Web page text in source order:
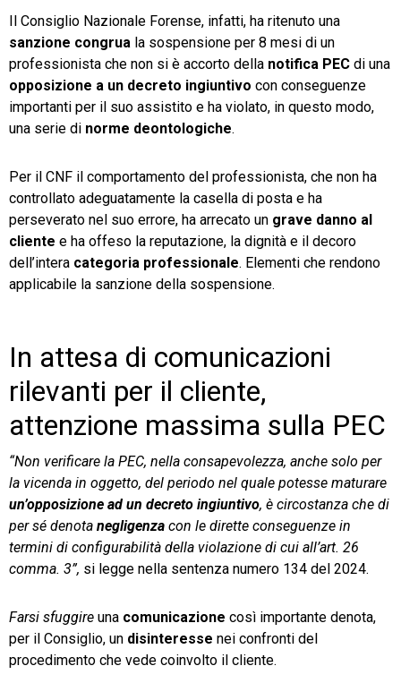
Il Consiglio Nazionale Forense, infatti, ha ritenuto una
sanzione congrua la sospensione per 8 mesi di un
professionista che non si è accorto della notifica PEC di una
opposizione a un decreto ingiuntivo con conseguenze
importanti per il suo assistito e ha violato, in questo modo,
una serie di norme deontologiche.
Per il CNF il comportamento del professionista, che non ha
controllato adeguatamente la casella di posta e ha
perseverato nel suo errore, ha arrecato un grave danno al
cliente e ha offeso la reputazione, la dignità e il decoro
dell’intera categoria professionale. Elementi che rendono
applicabile la sanzione della sospensione.
In attesa di comunicazioni
rilevanti per il cliente,
attenzione massima sulla PEC
“Non verificare la PEC, nella consapevolezza, anche solo per
la vicenda in oggetto, del periodo nel quale potesse maturare
un’opposizione ad un decreto ingiuntivo, è circostanza che di
per sé denota negligenza con le dirette conseguenze in
termini di configurabilità della violazione di cui all’art. 26
comma. 3”, si legge nella sentenza numero 134 del 2024.
Farsi sfuggire una comunicazione così importante denota,
per il Consiglio, un disinteresse nei confronti del
procedimento che vede coinvolto il cliente.